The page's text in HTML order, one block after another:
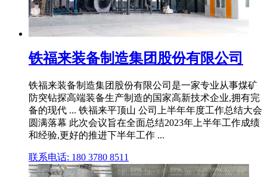
铁福来装备制造集团股份有限公司
铁福来装备制造集团股份有限公司是一家专业从事煤矿
防突钻探高端装备生产制造的国家高新技术企业,拥有完
备的现代 ... 铁福来平顶山 公司上半年年度工作总结大会
圆满落幕 此次会议旨在全面总结2023年上半年工作成绩
和经验,更好的推进下半年工作 ...
联系电话: 180 3780 8511